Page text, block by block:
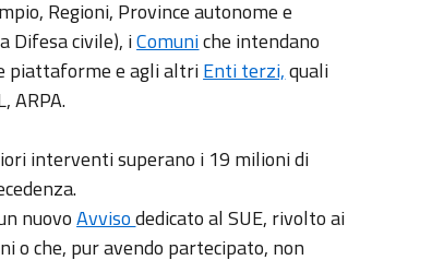
Regioni, Province autonome e
Difesa civile), iComuniche intendano
piattaforme e agli altriEnti terzi,quali
ARPA.
interventi superano i 19 milioni di
nuovoAvvisodedicato al SUE, rivolto ai
o che, pur avendo partecipato, non